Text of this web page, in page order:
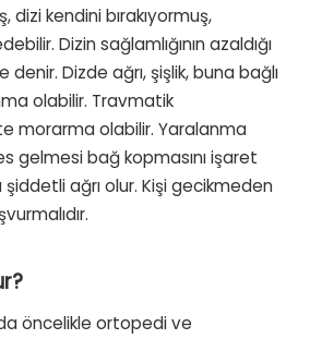
kendini bırakıyormuş,
Dizin sağlamlığının azaldığı
Dizde ağrı, şişlik, buna bağlı
olabilir. Travmatik
morarma olabilir. Yaralanma
gelmesi bağ kopmasını işaret
ağrı olur. Kişi gecikmeden
öncelikle ortopedi ve